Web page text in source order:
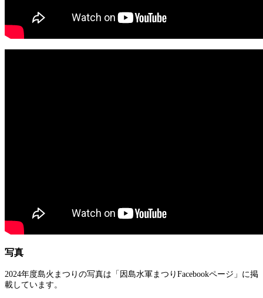
写真
2024年度島火まつりの写真は「因島水軍まつりFacebookページ」に掲
載しています。